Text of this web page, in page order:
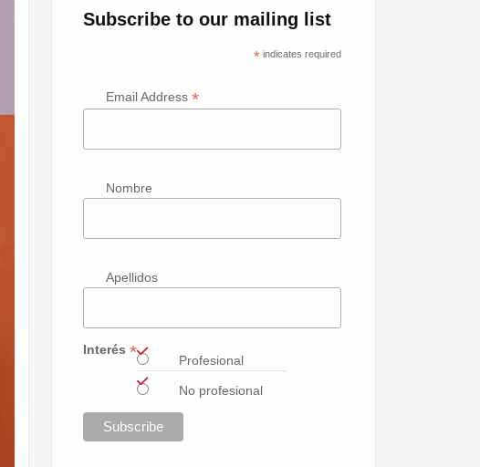
Subscribe to our mailing list
* indicates required
Email Address*
Nombre
Apellidos
Interés* Profesional
No profesional